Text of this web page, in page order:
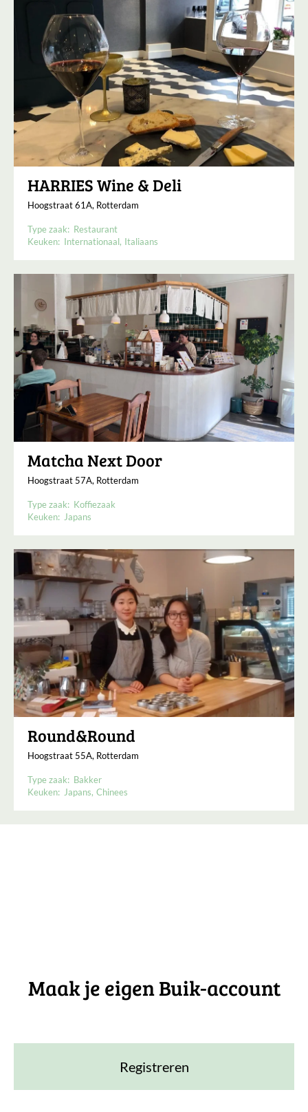
HARRIES Wine & Deli
Hoogstraat 61A, Rotterdam
Type zaak: Restaurant
Keuken: Internationaal Italiaans
Matcha Next Door
Hoogstraat 57A, Rotterdam
Type zaak: Koffiezaak
Keuken: Japans
Round&Round
Hoogstraat 55A, Rotterdam
Type zaak: Bakker
Keuken: Japans Chinees
Maak je eigen Buik-account
Registreren